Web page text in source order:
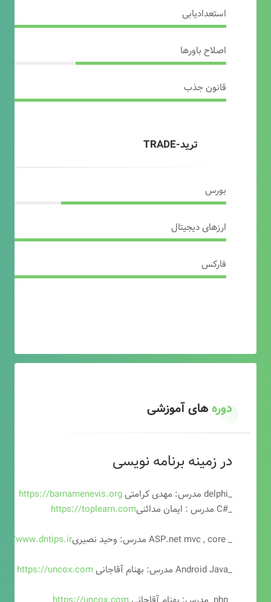
استعدادیابی
اصلاح باورها
قانون جذب
ترید-TRADE
بورس
ارزهای دیجیتال
فارکس
دورههای آموزشی
در زمینه برنامه نویسی
_delphi مدرس: مهدی کرامتی
https://barnamenevis.org
_#C مدرس : ایمان مدائنی
https://toplearn.com
_ ASP.net mvc , core مدرس: وحید نصیری
www.dntips.ir
_Android Java مدرس: بهنام آقاجانی
https://uncox.com